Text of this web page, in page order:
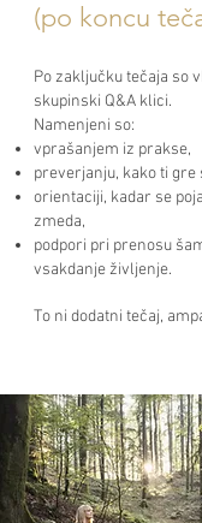
(po koncu
Po zaključku tečaja so
skupinski Q&A klici.
Namenjeni so:
vprašanjem iz prakse,
preverjanju, kako ti gre
orientaciji, kadar se
zmeda,
podpori pri prenosu
vsakdanje življenje.
To ni dodatni tečaj,